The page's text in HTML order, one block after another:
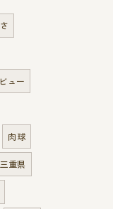
ュー
肉球
三重県